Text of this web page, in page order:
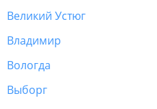
Великий Устюг
Владимир
Вологда
Выборг